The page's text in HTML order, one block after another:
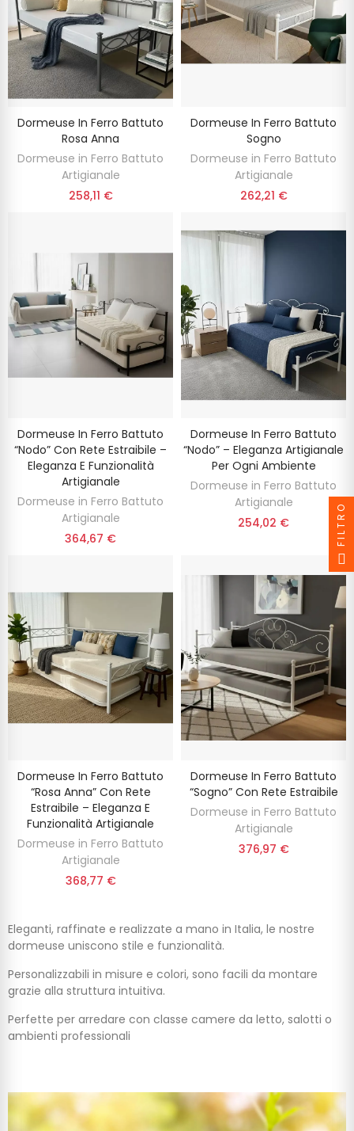
Dormeuse In Ferro Battuto
Rosa Anna
Dormeuse in Ferro Battuto
Artigianale
258,11 €
Dormeuse In Ferro Battuto
Sogno
Dormeuse in Ferro Battuto
Artigianale
262,21 €
Dormeuse In Ferro Battuto
“Nodo” Con Rete Estraibile –
Eleganza E Funzionalità
Artigianale
Dormeuse in Ferro Battuto
Artigianale
364,67 €
Dormeuse In Ferro Battuto
“Nodo” – Eleganza Artigianale
Per Ogni Ambiente
Dormeuse in Ferro Battuto
Artigianale
254,02 €
Dormeuse In Ferro Battuto
“Rosa Anna” Con Rete
Estraibile – Eleganza E
Funzionalità Artigianale
Dormeuse in Ferro Battuto
Artigianale
368,77 €
Dormeuse In Ferro Battuto
“Sogno” Con Rete Estraibile
Dormeuse in Ferro Battuto
Artigianale
376,97 €
Eleganti, raffinate e realizzate a mano in Italia, le nostre
dormeuse uniscono stile e funzionalità.
Personalizzabili in misure e colori, sono facili da montare
grazie alla struttura intuitiva.
Perfette per arredare con classe camere da letto, salotti o
ambienti professionali
FILTRO